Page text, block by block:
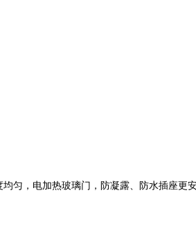
匀，电加热玻璃门，防凝露、防水插座